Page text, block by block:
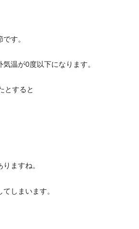
す。
温が0度以下になります。
とすると
ますね。
しまいます。